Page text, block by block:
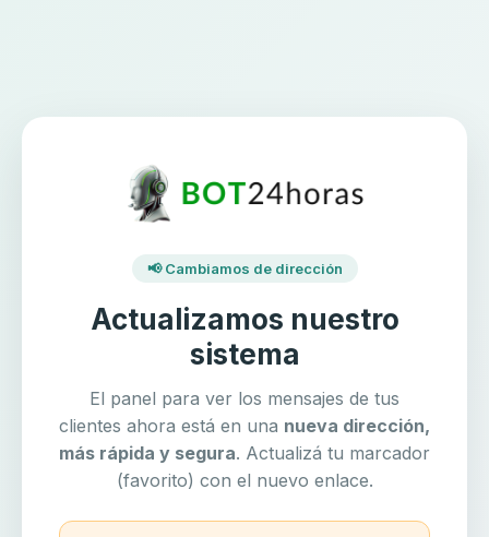
📢 Cambiamos de dirección
Actualizamos nuestro
sistema
El panel para ver los mensajes de tus
clientes ahora está en una nueva dirección,
más rápida y segura. Actualizá tu marcador
(favorito) con el nuevo enlace.